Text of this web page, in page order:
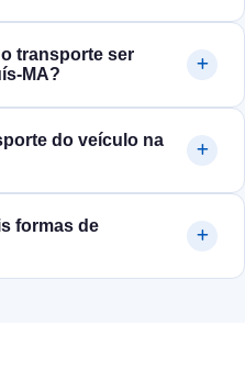
transporte ser
do veículo na
formas de